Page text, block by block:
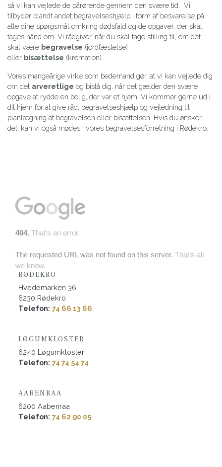
så vi kan vejlede de pårørende gennem den svære tid. Vi
tilbyder blandt andet begravelseshjælp i form af besvarelse på
alle dine spørgsmål omkring dødsfald og de opgaver, der skal
tages hånd om. Vi rådgiver, når du skal tage stilling til, om det
skal være begravelse (jordfæstelse)
eller bisættelse (kremation).​​
Vores mangeårige virke som bedemand gør, at vi kan vejlede dig
om det arveretlige og bistå dig, når det gælder den svære
opgave at rydde en bolig, der var et hjem. Vi kommer gerne ud i
dit hjem for at give råd, begravelseshjælp og vejledning til
planlægning af begravelsen eller bisættelsen. Hvis du ønsker
det, kan vi også mødes i vores begravelsesforretning i Rødekro.
RØDEKRO
Hvedemarken 36
6230 Rødekro
​Telefon: 74 66 13 66
LØGUMKLOSTER
​6240 Løgumkloster
​Telefon: 74 74 54 74
AABENRAA
​6200 Aabenraa
​Telefon: 74 62 90 05